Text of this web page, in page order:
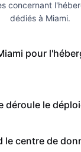
concernant
dédiés à Miami.
pour
déroule le
le centre de